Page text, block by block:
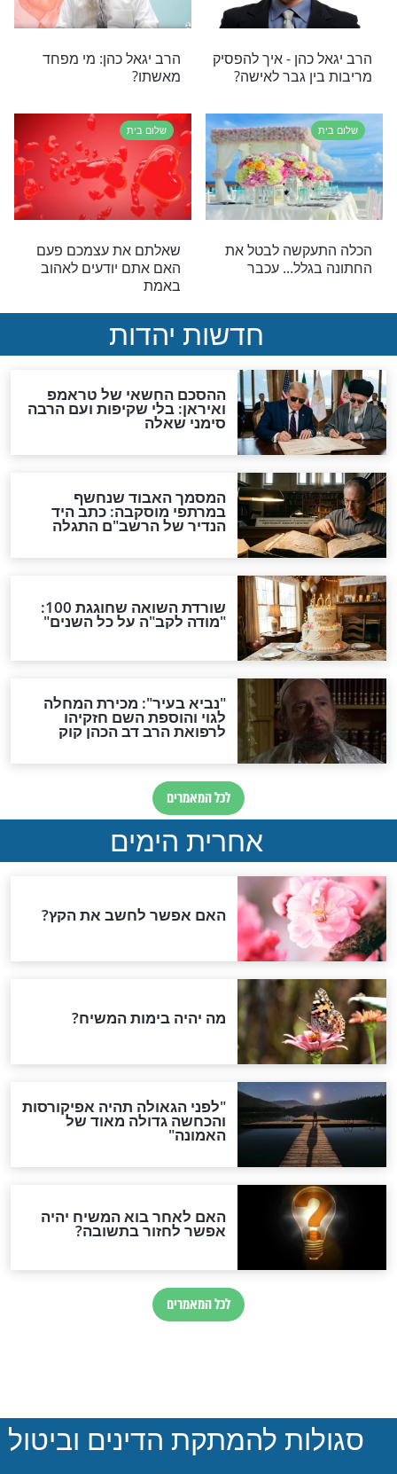
לשלום בית
מדהים: כל הסודות לזוגיות
נכונה
היא כמו
שלום בית
הרב יגאל כהן - מה המקום
של הכבוד בזוגיות?
- איך להפסיק
גבר לאישה?
שלום בית
הרב יגאל כהן: מי מפחד
לבטל את
עכבר
שאלתם את עצמכם פעם
האם אתם יודעים לאהוב
חדשות יהדות
ההסכם החשאי של טראמפ
ואיראן: בלי שקיפות ועם הרבה
סימני שאלה
המסמך האבוד שנחשף
במרתפי מוסקבה: כתב היד